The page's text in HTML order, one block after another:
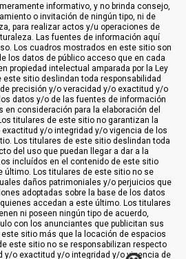
informativo, y no brinda consejo,
o invitación de ningún tipo, ni de
para realizar actos y/u operaciones de
Las fuentes de información aquí
Los cuadros mostrados en este sitio son
los datos de público acceso que en cada
propiedad intelectual amparada por la Ley
este sitio deslindan toda responsabilidad
precisión y/o veracidad y/o exactitud y/o
datos y/o de las fuentes de información
en consideración para la elaboración del
titulares de este sitio no garantizan la
y/o integridad y/o vigencia de los
Los titulares de este sitio deslindan toda
del uso que puedan llegar a dar a la
incluídos en el contenido de este sitio
último. Los titulares de este sitio no se
daños patrimoniales y/o perjuicios que
adoptadas sobre la base de los datos
accedan a este último. Los titulares
ni poseen ningún tipo de acuerdo,
con los anunciantes que publicitan sus
sitio más que la locación de espacios
este sitio no se responsabilizan respecto
y/o exactitud y/o integridad y/o vigencia de